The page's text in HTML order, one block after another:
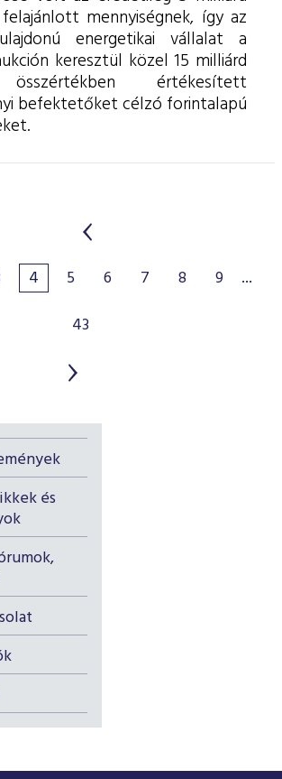
és
mennyiségnek, így az
energetikai vállalat a
keresztül közel 15 milliárd
értékesített
befektetőket célzó forintalapú
4 5 6 7 8 9
...
43